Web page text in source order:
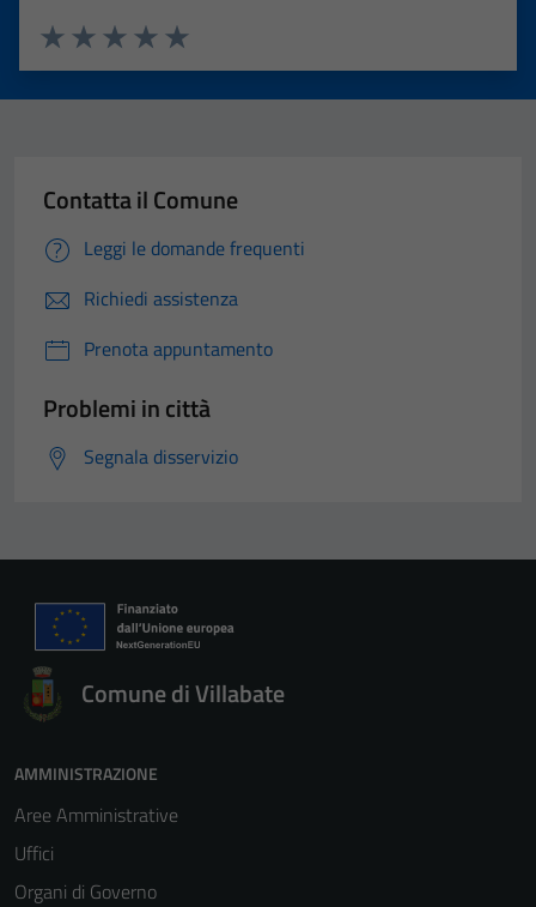
Valuta 5 stelle su 5
Valuta 4 stelle su 5
Valuta 3 stelle su 5
Valuta 2 stelle su 5
Valuta 1 stelle su 5
Contatta il Comune
Leggi le domande frequenti
Richiedi assistenza
Prenota appuntamento
Problemi in città
Segnala disservizio
Comune di Villabate
AMMINISTRAZIONE
Aree Amministrative
Uffici
Organi di Governo